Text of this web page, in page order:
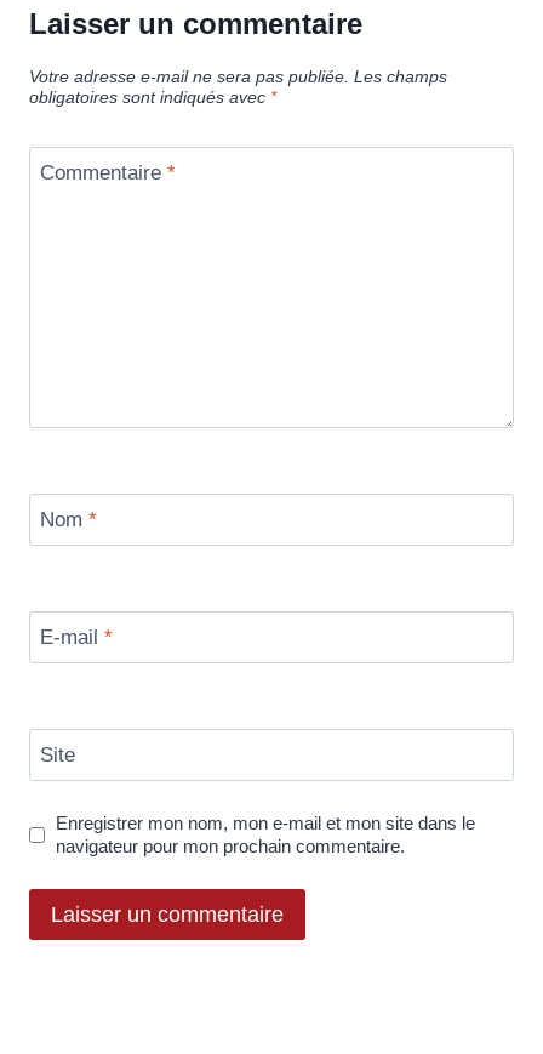
Laisser un commentaire
Votre adresse e-mail ne sera pas publiée. Les champs
obligatoires sont indiqués avec *
Commentaire *
Nom *
E-mail *
Site
Enregistrer mon nom, mon e-mail et mon site dans le
navigateur pour mon prochain commentaire.